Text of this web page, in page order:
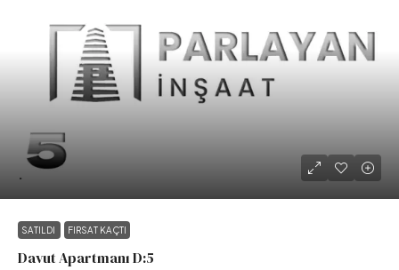
.
SATILDI FIRSAT KAÇTI
Davut Apartmanı D:5